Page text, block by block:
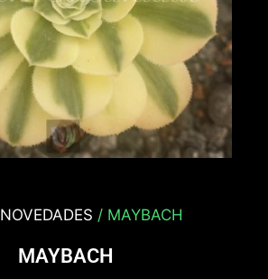
NOVEDADES / MAYBACH
MAYBACH